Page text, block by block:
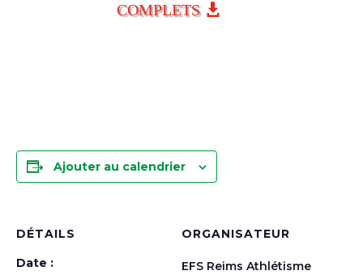
COMPLETS
Ajouter au calendrier
DÉTAILS
Date :
ORGANISATEUR
EFS Reims Athlétisme